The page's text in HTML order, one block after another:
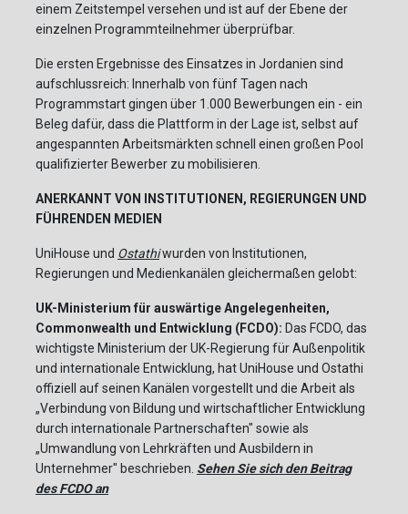
einem Zeitstempel versehen und ist auf der Ebene der
einzelnen Programmteilnehmer überprüfbar.
Die ersten Ergebnisse des Einsatzes in Jordanien sind
aufschlussreich: Innerhalb von fünf Tagen nach
Programmstart gingen über 1.000 Bewerbungen ein - ein
Beleg dafür, dass die Plattform in der Lage ist, selbst auf
angespannten Arbeitsmärkten schnell einen großen Pool
qualifizierter Bewerber zu mobilisieren.
ANERKANNT VON INSTITUTIONEN, REGIERUNGEN UND
FÜHRENDEN MEDIEN
UniHouse und Ostathiwurden von Institutionen,
Regierungen und Medienkanälen gleichermaßen gelobt:
UK-Ministerium für auswärtige Angelegenheiten,
Commonwealth und Entwicklung (FCDO): Das FCDO, das
wichtigste Ministerium der UK-Regierung für Außenpolitik
und internationale Entwicklung, hat UniHouse und Ostathi
offiziell auf seinen Kanälen vorgestellt und die Arbeit als
„Verbindung von Bildung und wirtschaftlicher Entwicklung
durch internationale Partnerschaften" sowie als
„Umwandlung von Lehrkräften und Ausbildern in
Unternehmer" beschrieben. Sehen Sie sich den Beitrag
des FCDO an